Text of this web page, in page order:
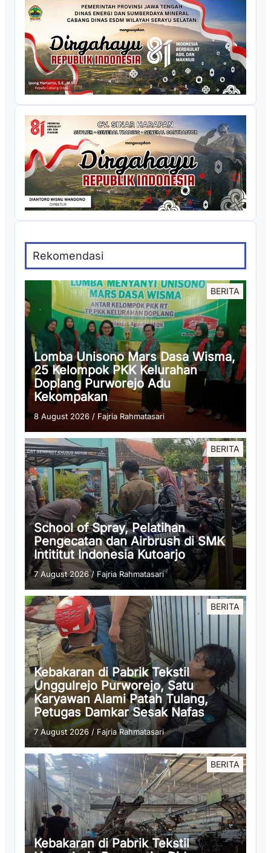
Rekomendasi
BERITA
Lomba Unisono Mars Dasa Wisma,
25 Kelompok PKK Kelurahan
Doplang Purworejo Adu
Kekompakan
8 August 2026 / Fajria Rahmatasari
BERITA
School of Spray, Pelatihan
Pengecatan dan Airbrush di SMK
Intititut Indonesia Kutoarjo
7 August 2026/ Fajria Rahmatasari
BERITA
Kebakaran di Pabrik Tekstil
Unggulrejo Purworejo, Satu
Karyawan Alami Patah Tulang,
Petugas Damkar Sesak Nafas
7 August 2026 /Fajria Rahmatasari
BERITA
Kebakaran di Pabrik Tekstil